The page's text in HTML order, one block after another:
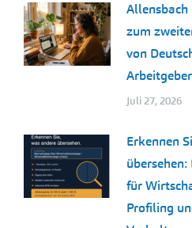
Allensbach
zum
von
Juli 27, 2026
Erkennen
für
Profiling